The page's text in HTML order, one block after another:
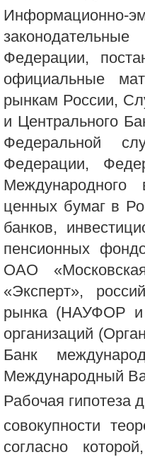
Федерации,
официальные
рынкам России,
и Центрального
Федеральной
Федерации,
ценных бумаг в
банков,
пенсионных
ОАО
«Эксперт»,
рынка (НАУФОР и
организаций
Банк
Международный
Рабочая гипотеза
совокупности
согласно